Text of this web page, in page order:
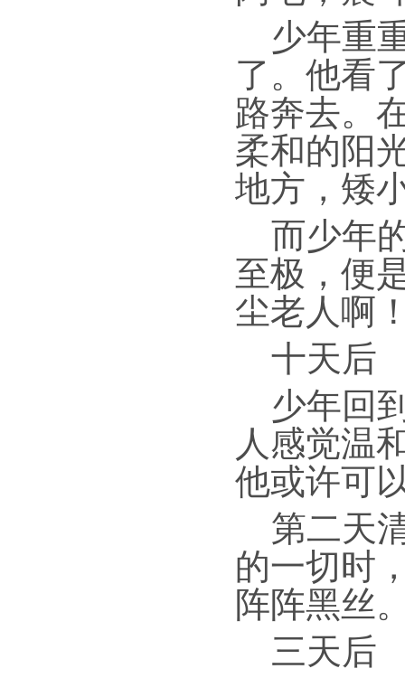
少年重
了。他看
路奔去。
柔和的阳
地方，矮
而少年
至极，便
尘老人啊
十天后
少年回
人感觉温
他或许可
第二天
的一切时
阵阵黑丝
三天后